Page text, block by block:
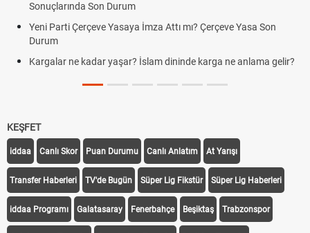
Son Durum
Parti Çerçeve Yasaya İmza Attı mı? Çerçeve Yasa Son
ne kadar yaşar? İslam dininde karga ne anlama gelir?
KEŞFET
iddaa Canlı Skor Puan Durumu Canlı Anlatım At Yarışı
Transfer Haberleri TV'de Bugün Süper Lig Fikstür Süper Lig Haberleri
iddaa Programı Galatasaray Fenerbahçe Beşiktaş Trabzonspor